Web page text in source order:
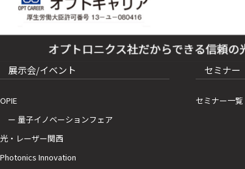
展示会/イベント
OPIE
ー 量子イノベーションフェア
光・レーザー関西
Photonics Innovation
セミナー
セミナー一覧